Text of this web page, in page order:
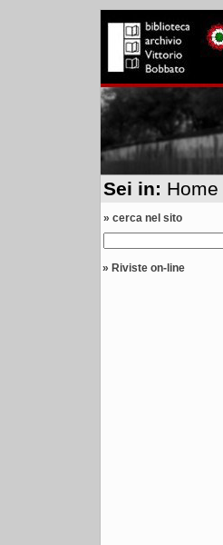
Sei in: Home
» cerca nel sito
» Riviste on-line